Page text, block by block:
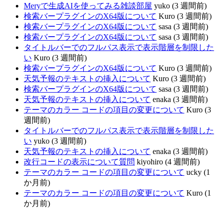
Meryで生成AIを使ってみる雑談部屋 yuko (3 週間前)
検索バープラグインのX64版について Kuro (3 週間前)
検索バープラグインのX64版について sasa (3 週間前)
検索バープラグインのX64版について sasa (3 週間前)
タイトルバーでのフルパス表示で表示階層を制限した
い Kuro (3 週間前)
検索バープラグインのX64版について Kuro (3 週間前)
天気予報のテキストの挿入について Kuro (3 週間前)
検索バープラグインのX64版について sasa (3 週間前)
天気予報のテキストの挿入について enaka (3 週間前)
テーマのカラー コードの項目の変更について Kuro (3
週間前)
タイトルバーでのフルパス表示で表示階層を制限した
い yuko (3 週間前)
天気予報のテキストの挿入について enaka (3 週間前)
改行コードの表示について質問 kiyohiro (4 週間前)
テーマのカラー コードの項目の変更について ucky (1
か月前)
テーマのカラー コードの項目の変更について Kuro (1
か月前)